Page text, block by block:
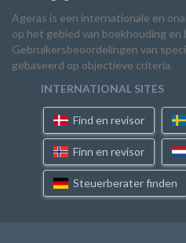
Ageras is een internationale en
op het gebied van boekhouding en
Gebruikersbeoordelingen van
gebaseerd op objectieve criteria.
INTERNATIONAL SITES
Find en revisor
Finn en revisor
Steuerberater finden